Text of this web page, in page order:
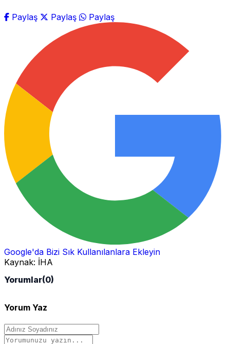
Paylaş Paylaş Paylaş
Google'da Bizi Sık Kullanılanlara Ekleyin
Kaynak: İHA
Yorumlar(0)
Yorum Yaz